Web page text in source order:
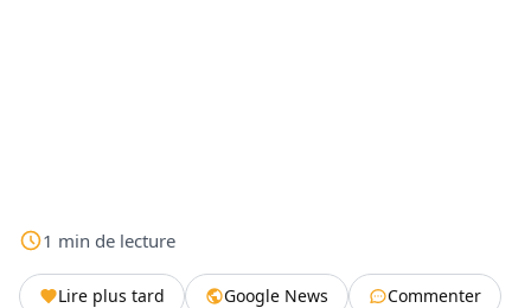
1 min de lecture
Lire plus tard Google News
Commenter